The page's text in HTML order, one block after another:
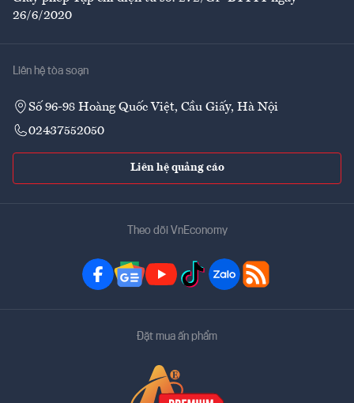
26/6/2020
Liên hệ tòa soạn
Số 96-98 Hoàng Quốc Việt, Cầu Giấy, Hà Nội
02437552050
Liên hệ quảng cáo
Theo dõi VnEconomy
Đặt mua ấn phẩm